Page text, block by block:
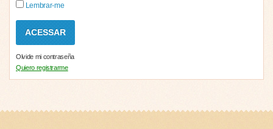
Lembrar-me
Olvide mi contraseña
Quiero registrarme